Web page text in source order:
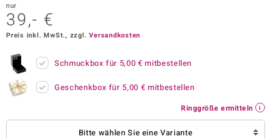
Paraíso
nur
39,- €
Preis inkl. MwSt., zzgl.Versandkosten
Schmuckbox für 5,00 € mitbestellen
Geschenkbox für 5,00 € mitbestellen
Ringgröße ermitteln
Bitte wählen Sie eine Variante